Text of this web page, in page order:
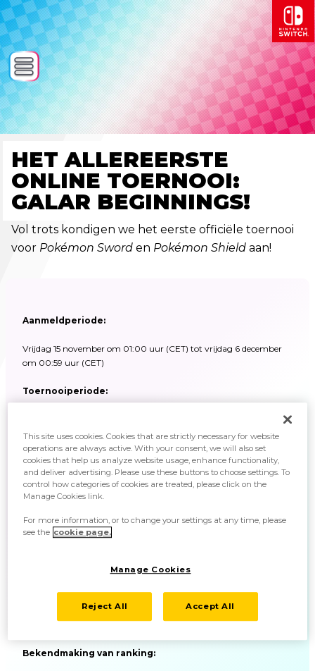
HET ALLEREERSTE
ONLINE TOERNOOI:
GALAR BEGINNINGS!
Vol trots kondigen we het eerste officiële toernooi
voor Pokémon Sword en Pokémon Shield aan!
Aanmeldperiode:
Vrijdag 15 november om 01:00 uur (CET) tot vrijdag 6 december
om 00:59 uur (CET)
Toernooiperiode:
Vrijdag 6 december om 01:00 uur (CET) tot maandag 9 december
om 00:59 uur (CET)
Gevechtsformat:
Single Battle
Toegestane Pokémon:
Registreer drie tot zes Pokémon voor je gevechtsteam.
Bekendmaking van ranking:
This site uses cookies. Cookies that are strictly necessary for website
operations are always active. With your consent, we will also set
cookies that help us analyze website usage, enhance functionality,
and deliver advertising. Please use these buttons to choose settings. To
control how categories of cookies are treated, please click on the
Manage Cookies link.
For more information, or to change your settings at any time, please
see the cookie page.
Manage Cookies
Reject All Accept All